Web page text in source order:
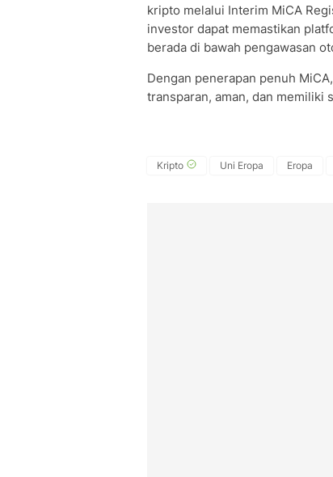
kripto melalui Interim MiCA
investor dapat memastikan
berada di bawah pengawasan
Dengan penerapan penuh
transparan, aman, dan memiliki
Kripto Uni Eropa Eropa